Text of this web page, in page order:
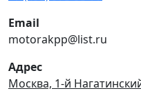
Email
motorakpp@list.ru
Адрес
Москва, 1-й